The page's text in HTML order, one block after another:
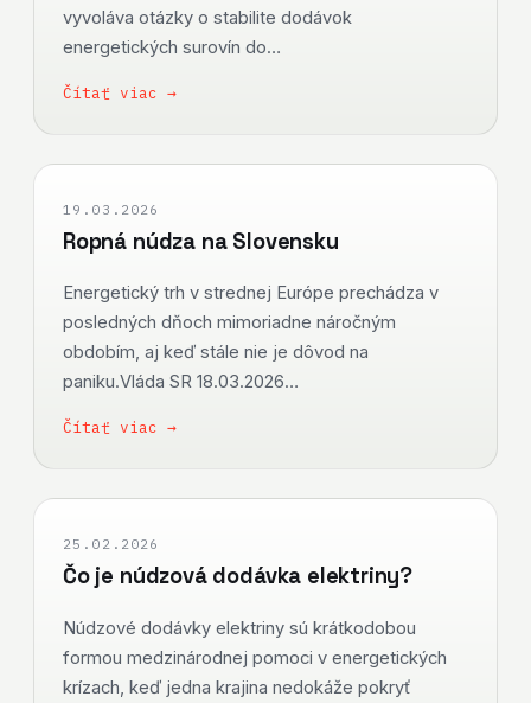
vyvoláva otázky o stabilite dodávok
energetických surovín do…
Čítať viac →
19.03.2026
Ropná núdza na Slovensku
Energetický trh v strednej Európe prechádza v
posledných dňoch mimoriadne náročným
obdobím, aj keď stále nie je dôvod na
paniku.Vláda SR 18.03.2026…
Čítať viac →
25.02.2026
Čo je núdzová dodávka elektriny?
Núdzové dodávky elektriny sú krátkodobou
formou medzinárodnej pomoci v energetických
krízach, keď jedna krajina nedokáže pokryť